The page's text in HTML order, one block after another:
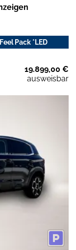
Pack *LED
19.899,00 €
ausweisbar